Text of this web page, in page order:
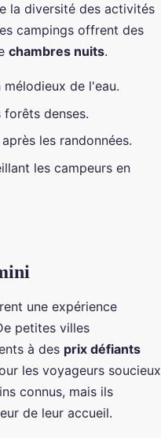
la diversité des activités
campings offrent des
chambres nuits.
de l'eau.
denses.
les randonnées.
les campeurs en
une expérience
petites villes
à des prix défiants
les voyageurs soucieux
connus, mais ils
de leur accueil.